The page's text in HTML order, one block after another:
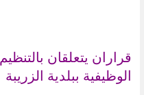
قراران يتعلقان
الوظيفية ببلدية الزريبة